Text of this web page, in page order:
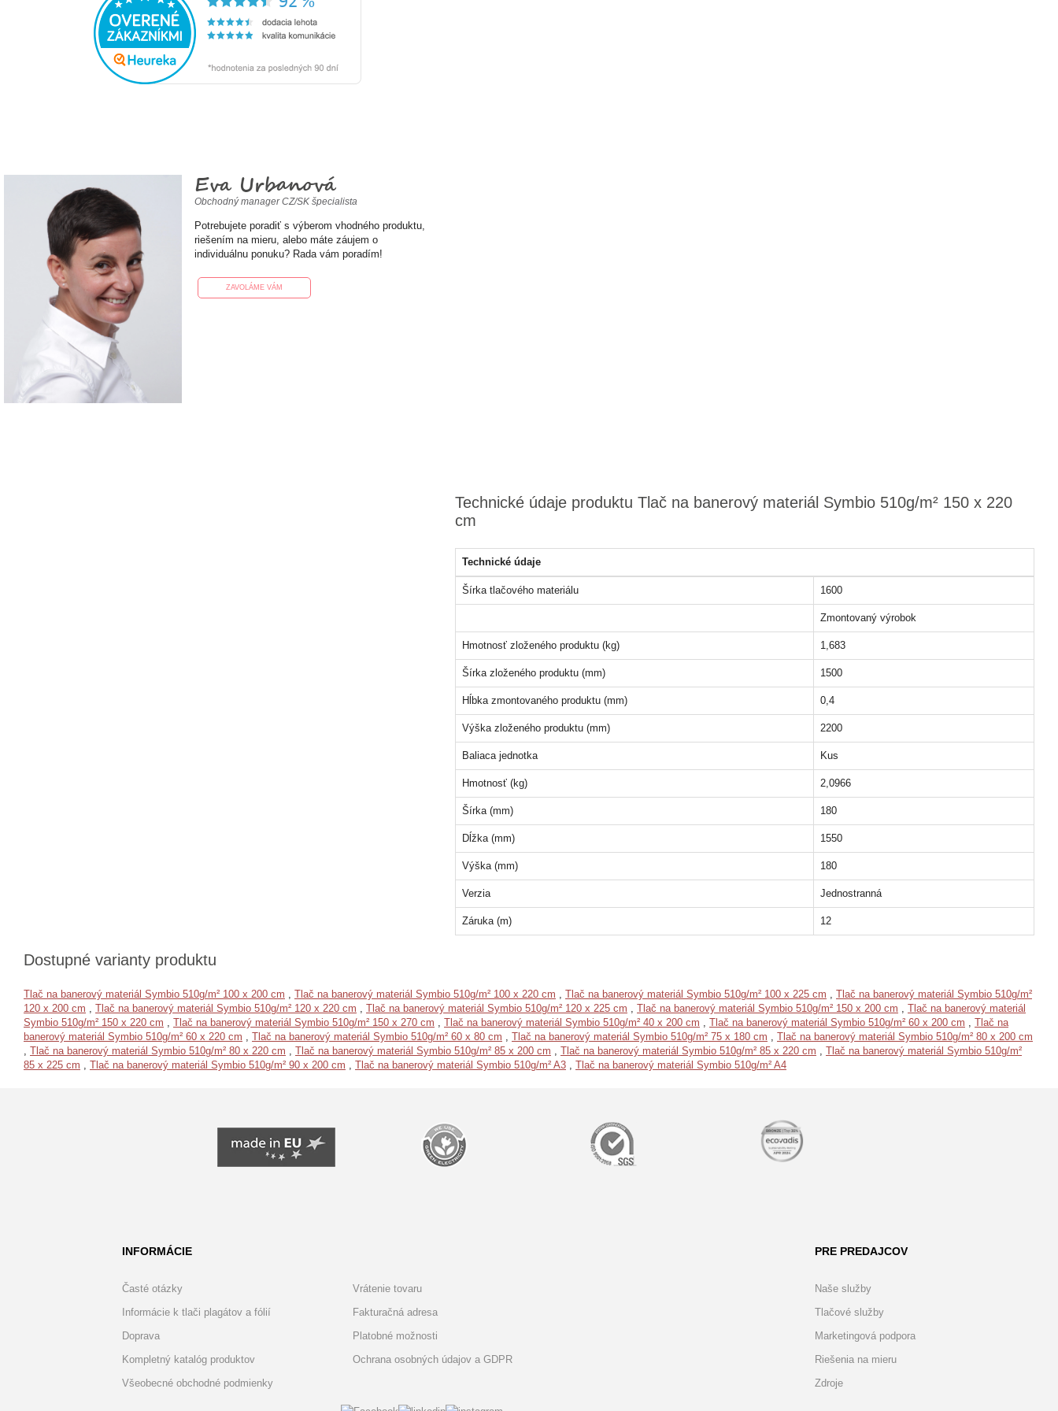
Eva Urbanová
Obchodný manager CZ/SK špecialista
Potrebujete poradiť s výberom vhodného produktu,
riešením na mieru, alebo máte záujem o
individuálnu ponuku? Rada vám poradím!
ZAVOLÁME VÁM
Technické údaje produktu Tlač na banerový materiál Symbio 510g/m² 150 x 220
cm
Technické údaje
Šírka tlačového materiálu 1600
Zmontovaný výrobok
Hmotnosť zloženého produktu (kg) 1,683
Šírka zloženého produktu (mm) 1500
Hĺbka zmontovaného produktu (mm) 0,4
Výška zloženého produktu (mm) 2200
Baliaca jednotka Kus
Hmotnosť (kg) 2,0966
Šírka (mm) 180
Dĺžka (mm) 1550
Výška (mm) 180
Verzia Jednostranná
Záruka (m) 12
Dostupné varianty produktu
Tlač na banerový materiál Symbio 510g/m² 100 x 200 cm , Tlač na banerový materiál Symbio 510g/m² 100 x 220 cm , Tlač na banerový materiál Symbio 510g/m² 100 x 225 cm , Tlač na banerový materiál Symbio 510g/m²
120 x 200 cm , Tlač na banerový materiál Symbio 510g/m² 120 x 220 cm , Tlač na banerový materiál Symbio 510g/m² 120 x 225 cm , Tlač na banerový materiál Symbio 510g/m² 150 x 200 cm , Tlač na banerový materiál
Symbio 510g/m² 150 x 220 cm , Tlač na banerový materiál Symbio 510g/m² 150 x 270 cm , Tlač na banerový materiál Symbio 510g/m² 40 x 200 cm , Tlač na banerový materiál Symbio 510g/m² 60 x 200 cm , Tlač na
banerový materiál Symbio 510g/m² 60 x 220 cm , Tlač na banerový materiál Symbio 510g/m² 60 x 80 cm , Tlač na banerový materiál Symbio 510g/m² 75 x 180 cm , Tlač na banerový materiál Symbio 510g/m² 80 x 200 cm
, Tlač na banerový materiál Symbio 510g/m² 80 x 220 cm , Tlač na banerový materiál Symbio 510g/m² 85 x 200 cm , Tlač na banerový materiál Symbio 510g/m² 85 x 220 cm , Tlač na banerový materiál Symbio 510g/m²
85 x 225 cm , Tlač na banerový materiál Symbio 510g/m² 90 x 200 cm , Tlač na banerový materiál Symbio 510g/m² A3 , Tlač na banerový materiál Symbio 510g/m² A4
INFORMÁCIE PRE PREDAJCOV
Časté otázky
Informácie k tlači plagátov a fólií
Doprava
Kompletný katalóg produktov
Všeobecné obchodné podmienky
Vrátenie tovaru
Fakturačná adresa
Platobné možnosti
Ochrana osobných údajov a GDPR
Naše služby
Tlačové služby
Marketingová podpora
Riešenia na mieru
Zdroje